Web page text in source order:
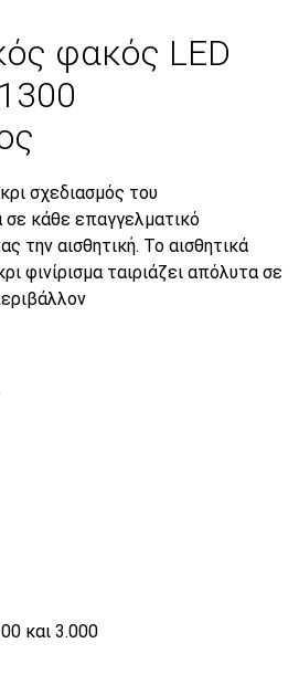
φακός LED
σχεδιασμός του
κάθε επαγγελματικό
την αισθητική. Το αισθητικά
φινίρισμα ταιριάζει απόλυτα σε
και 3.000